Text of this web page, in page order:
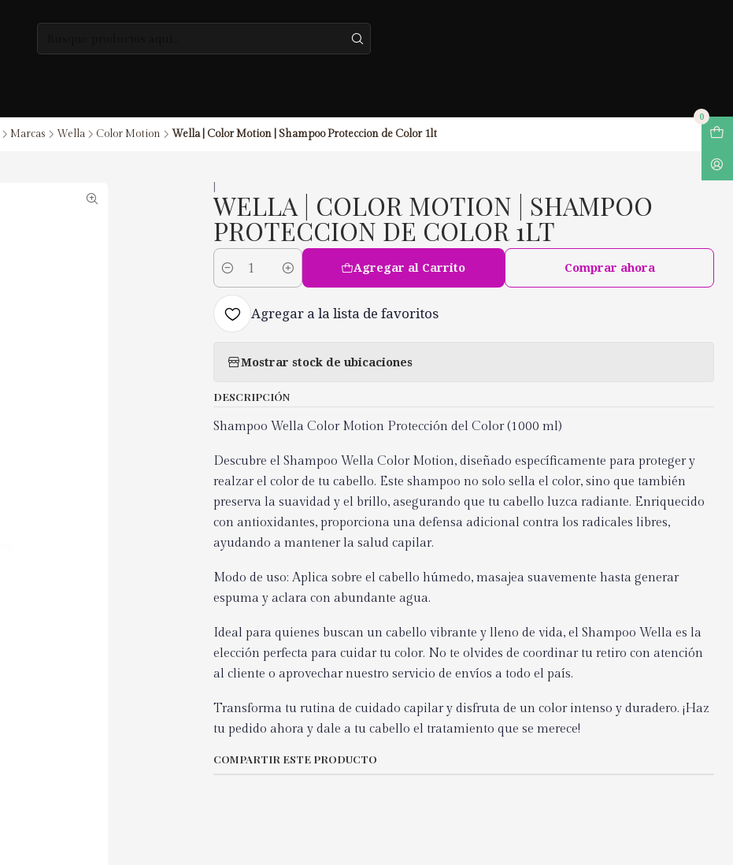
0
Marcas Wella Color Motion Wella | Color Motion | Shampoo Proteccion de Color 1lt
WELLA | COLOR MOTION | SHAMPOO
PROTECCION DE COLOR 1LT
Cantidad
Agregar al Carrito Comprar ahora
Agregar a la lista de favoritos
Mostrar stock de ubicaciones
DESCRIPCIÓN
Shampoo Wella Color Motion Protección del Color (1000 ml)
Descubre el Shampoo Wella Color Motion, diseñado específicamente para proteger y
realzar el color de tu cabello. Este shampoo no solo sella el color, sino que también
preserva la suavidad y el brillo, asegurando que tu cabello luzca radiante. Enriquecido
con antioxidantes, proporciona una defensa adicional contra los radicales libres,
ayudando a mantener la salud capilar.
Modo de uso: Aplica sobre el cabello húmedo, masajea suavemente hasta generar
espuma y aclara con abundante agua.
Ideal para quienes buscan un cabello vibrante y lleno de vida, el Shampoo Wella es la
elección perfecta para cuidar tu color. No te olvides de coordinar tu retiro con atención
al cliente o aprovechar nuestro servicio de envíos a todo el país.
Transforma tu rutina de cuidado capilar y disfruta de un color intenso y duradero. ¡Haz
tu pedido ahora y dale a tu cabello el tratamiento que se merece!
COMPARTIR ESTE PRODUCTO